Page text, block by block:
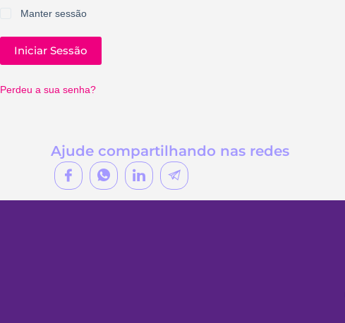
Manter sessão
Iniciar Sessão
Perdeu a sua senha?
Ajude compartilhando nas redes